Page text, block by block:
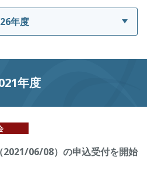
年度
年度
2021/06/08）の申込受付を開始